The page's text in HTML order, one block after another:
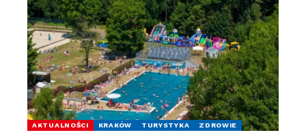
AKTUALNOŚCI KRAKÓW TURYSTYKA ZDROWIE